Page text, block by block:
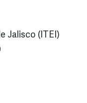
Jalisco (ITEI)